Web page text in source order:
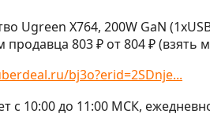
Ugreen X764, 200W GaN
продавца 803 ₽ от 804 ₽ (взять
bj3o?erid=2SDnje...
с 10:00 до 11:00 МСК,